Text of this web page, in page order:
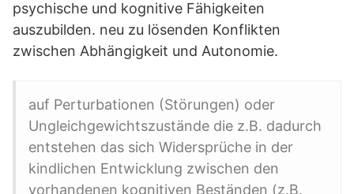
psychische und kognitive Fähigkeiten
auszubilden. neu zu lösenden Konflikten
zwischen Abhängigkeit und Autonomie.
auf Perturbationen (Störungen) oder
Ungleichgewichtszustände die z.B. dadurch
entstehen das sich Widersprüche in der
kindlichen Entwicklung zwischen den
vorhandenen kognitiven Beständen (z.B.